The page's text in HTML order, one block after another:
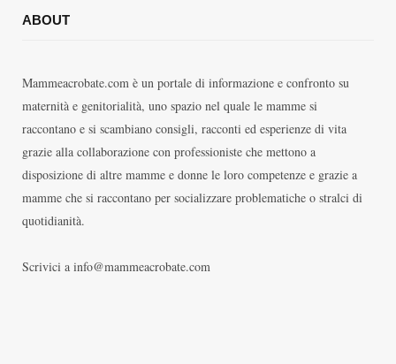
ABOUT
Mammeacrobate.com è un portale di informazione e confronto su
maternità e genitorialità, uno spazio nel quale le mamme si
raccontano e si scambiano consigli, racconti ed esperienze di vita
grazie alla collaborazione con professioniste che mettono a
disposizione di altre mamme e donne le loro competenze e grazie a
mamme che si raccontano per socializzare problematiche o stralci di
quotidianità.
Scrivici a info@mammeacrobate.com